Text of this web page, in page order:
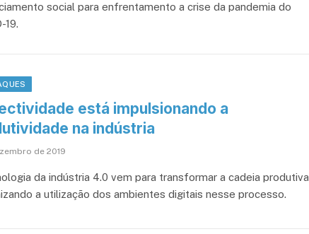
social para enfrentamento a crise da pandemia do
19.
está impulsionando a
na indústria
de 2019
da indústria 4.0 vem para transformar a cadeia produtiva,
a utilização dos ambientes digitais nesse processo.